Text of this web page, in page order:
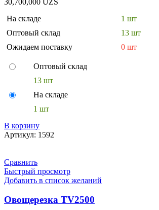
На складе
1 шт
Оптовый склад
13 шт
Ожидаем поставку
0 шт
Оптовый склад
13 шт
На складе
1 шт
В корзину
Артикул: 1592
Сравнить
Быстрый просмотр
Добавить в список желаний
Овощерезка TV2500